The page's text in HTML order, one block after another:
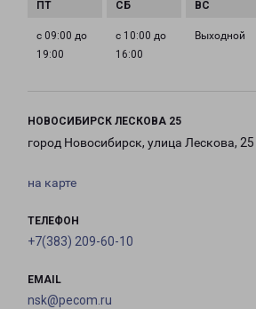
с 09:00 до
19:00
с 10:00 до
16:00
Выходной
НОВОСИБИРСК ЛЕСКОВА 25
город Новосибирск, улица Лескова, 25
на карте
ТЕЛЕФОН
+7(383) 209-60-10
EMAIL
nsk@pecom.ru